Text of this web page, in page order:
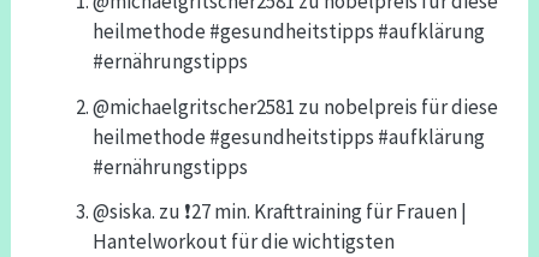
heilmethode #gesundheitstipps #aufklärung
#ernährungstipps
@michaelgritscher2581 zu nobelpreis für diese
heilmethode #gesundheitstipps #aufklärung
#ernährungstipps
@siska. zu ❗️27 min. Krafttraining für Frauen |
Hantelworkout für die wichtigsten